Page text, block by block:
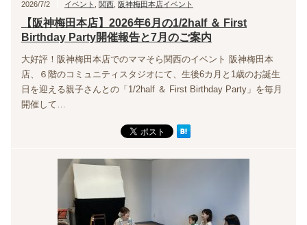
2026/7/2 イベント 関西 阪神梅田本店イベント
【阪神梅田本店】2026年6月の1/2half ＆ First
Birthday Party開催報告と7月のご案内
大好評！阪神梅田本店でのママそら関西のイベント 阪神梅田本
店、６階のコミュニティスタジオにて、生後6カ月と1歳のお誕生
日を迎える親子さんとの「1/2half ＆ First Birthday Party」を毎月
開催して…